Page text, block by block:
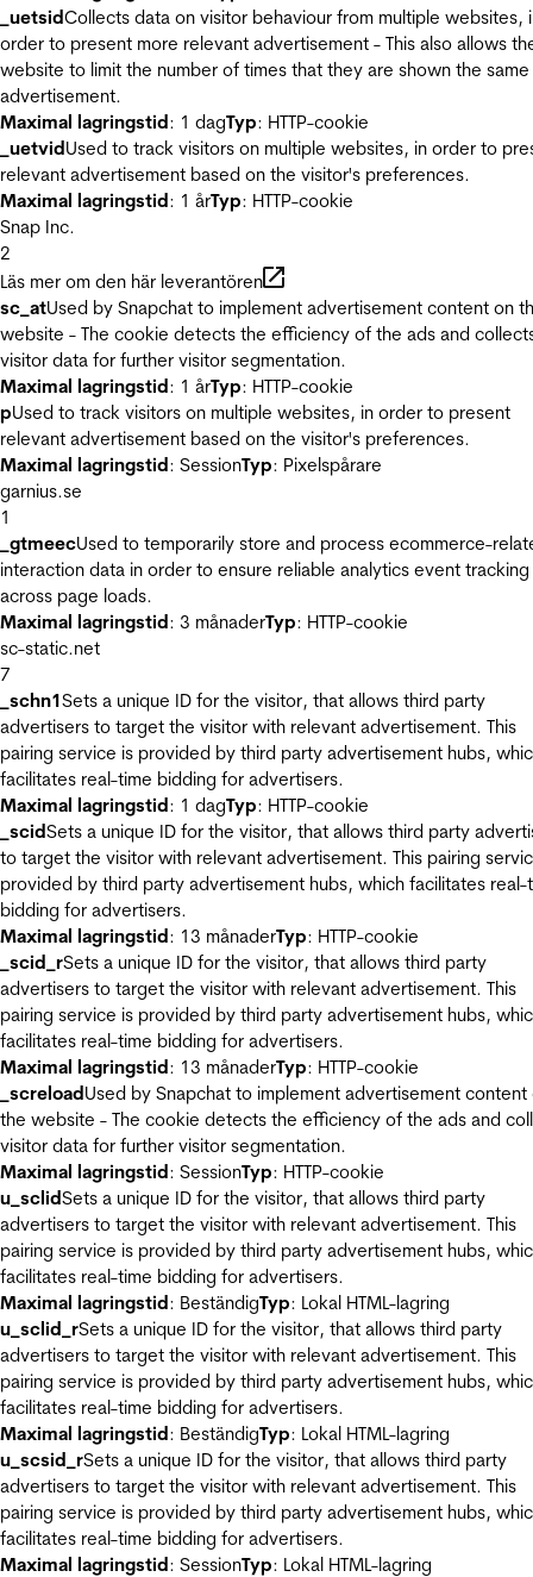
_uetsidCollects data on visitor behaviour from multiple websites,
order to present more relevant advertisement - This also allows
website to limit the number of times that they are shown the same
advertisement.
Maximal lagringstid: 1 dagTyp: HTTP-cookie
_uetvidUsed to track visitors on multiple websites, in order to
relevant advertisement based on the visitor's preferences.
Maximal lagringstid: 1 årTyp: HTTP-cookie
Snap Inc.
2
Läs mer om den här leverantören
sc_atUsed by Snapchat to implement advertisement content on
website - The cookie detects the efficiency of the ads and
visitor data for further visitor segmentation.
Maximal lagringstid: 1 årTyp: HTTP-cookie
pUsed to track visitors on multiple websites, in order to present
relevant advertisement based on the visitor's preferences.
Maximal lagringstid: SessionTyp: Pixelspårare
garnius.se
1
_gtmeecUsed to temporarily store and process ecommerce-
interaction data in order to ensure reliable analytics event tracking
across page loads.
Maximal lagringstid: 3 månaderTyp: HTTP-cookie
sc-static.net
7
_schn1Sets a unique ID for the visitor, that allows third party
advertisers to target the visitor with relevant advertisement. This
pairing service is provided by third party advertisement hubs,
facilitates real-time bidding for advertisers.
Maximal lagringstid: 1 dagTyp: HTTP-cookie
_scidSets a unique ID for the visitor, that allows third party
to target the visitor with relevant advertisement. This pairing
provided by third party advertisement hubs, which facilitates real-
bidding for advertisers.
Maximal lagringstid: 13 månaderTyp: HTTP-cookie
_scid_rSets a unique ID for the visitor, that allows third party
advertisers to target the visitor with relevant advertisement. This
pairing service is provided by third party advertisement hubs,
facilitates real-time bidding for advertisers.
Maximal lagringstid: 13 månaderTyp: HTTP-cookie
_screloadUsed by Snapchat to implement advertisement content
the website - The cookie detects the efficiency of the ads and
visitor data for further visitor segmentation.
Maximal lagringstid: SessionTyp: HTTP-cookie
u_sclidSets a unique ID for the visitor, that allows third party
advertisers to target the visitor with relevant advertisement. This
pairing service is provided by third party advertisement hubs,
facilitates real-time bidding for advertisers.
Maximal lagringstid: BeständigTyp: Lokal HTML-lagring
u_sclid_rSets a unique ID for the visitor, that allows third party
advertisers to target the visitor with relevant advertisement. This
pairing service is provided by third party advertisement hubs,
facilitates real-time bidding for advertisers.
Maximal lagringstid: BeständigTyp: Lokal HTML-lagring
u_scsid_rSets a unique ID for the visitor, that allows third party
advertisers to target the visitor with relevant advertisement. This
pairing service is provided by third party advertisement hubs,
facilitates real-time bidding for advertisers.
Maximal lagringstid: SessionTyp: Lokal HTML-lagring